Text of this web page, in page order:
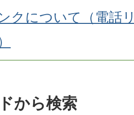
クについて（電話
から検索